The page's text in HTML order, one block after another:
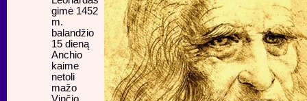
gimė 1452
m.
balandžio
15 dieną
Anchio
kaime
netoli
mažo
Vinčio